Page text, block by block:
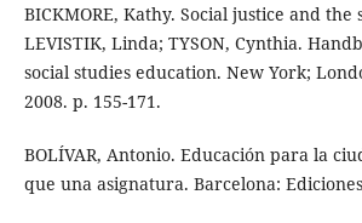
BICKMORE, Kathy. Social justice and the
LEVISTIK, Linda; TYSON, Cynthia.
social studies education. New York;
2008. p. 155-171.
BOLÍVAR, Antonio. Educación para la
que una asignatura. Barcelona: